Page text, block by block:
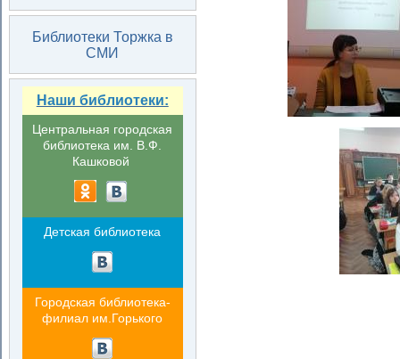
Библиотеки Торжка в
СМИ
Наши библиотеки:
Центральная городская
библиотека им. В.Ф.
Кашковой
Детская библиотека
Городская библиотека-
филиал им.Горького